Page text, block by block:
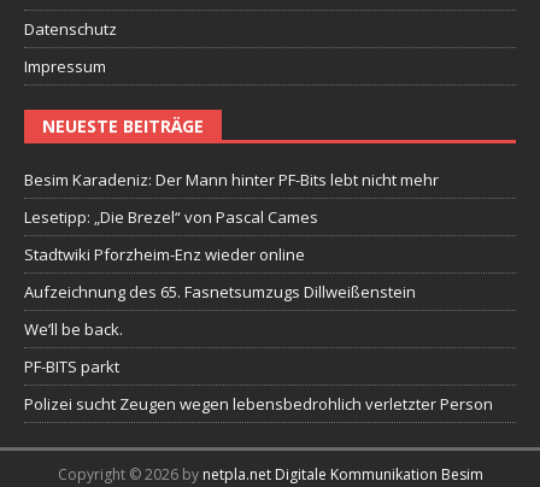
Datenschutz
Impressum
NEUESTE BEITRÄGE
Besim Karadeniz: Der Mann hinter PF-Bits lebt nicht mehr
Lesetipp: „Die Brezel“ von Pascal Cames
Stadtwiki Pforzheim-Enz wieder online
Aufzeichnung des 65. Fasnetsumzugs Dillweißenstein
We’ll be back.
PF-BITS parkt
Polizei sucht Zeugen wegen lebensbedrohlich verletzter Person
Copyright © 2026 by netpla.net Digitale Kommunikation Besim